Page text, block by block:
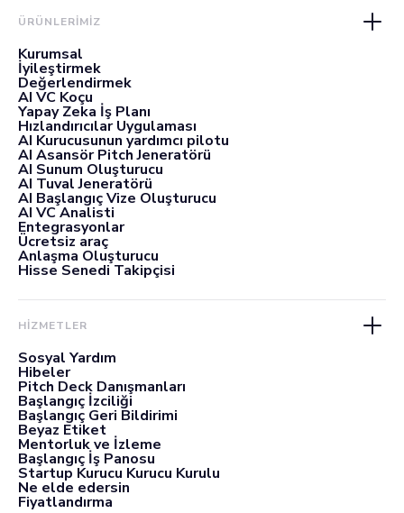
ÜRÜNLERIMIZ
Kurumsal
İyileştirmek
Değerlendirmek
AI VC Koçu
Yapay Zeka İş Planı
Hızlandırıcılar Uygulaması
AI Kurucusunun yardımcı pilotu
AI Asansör Pitch Jeneratörü
AI Sunum Oluşturucu
AI Tuval Jeneratörü
AI Başlangıç Vize Oluşturucu
AI VC Analisti
Entegrasyonlar
Ücretsiz araç
Anlaşma Oluşturucu
Hisse Senedi Takipçisi
HİZMETLER
Sosyal Yardım
Hibeler
Pitch Deck Danışmanları
Başlangıç İzciliği
Başlangıç Geri Bildirimi
Beyaz Etiket
Mentorluk ve İzleme
Başlangıç İş Panosu
Startup Kurucu Kurucu Kurulu
Ne elde edersin
Fiyatlandırma